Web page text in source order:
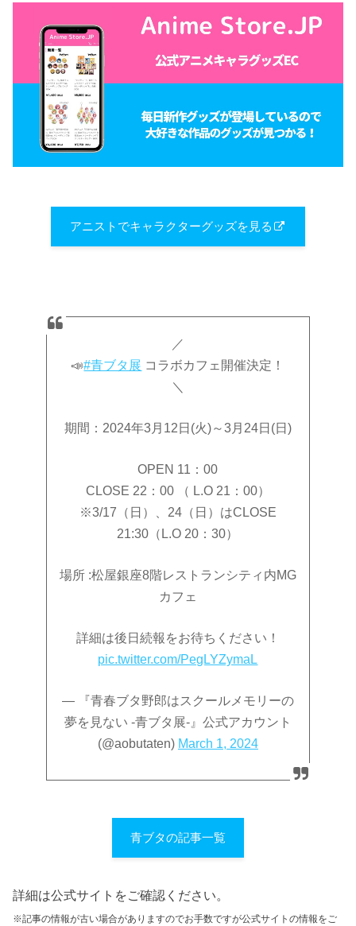
アニストでキャラクターグッズを見る
／
📣#青ブタ展 コラボカフェ開催決定！
＼
期間：2024年3月12日(火)～3月24日(日)
OPEN 11：00
CLOSE 22：00 （ L.O 21：00）
※3/17（日）、24（日）はCLOSE
21:30（L.O 20：30）
場所 :松屋銀座8階レストランシティ内MG
カフェ
詳細は後日続報をお待ちください！
pic.twitter.com/PegLYZymaL
— 『青春ブタ野郎はスクールメモリーの
夢を見ない -青ブタ展-』公式アカウント
(@aobutaten) March 1, 2024
青ブタの記事一覧
詳細は公式サイトをご確認ください。
※記事の情報が古い場合がありますのでお手数ですが公式サイトの情報をご